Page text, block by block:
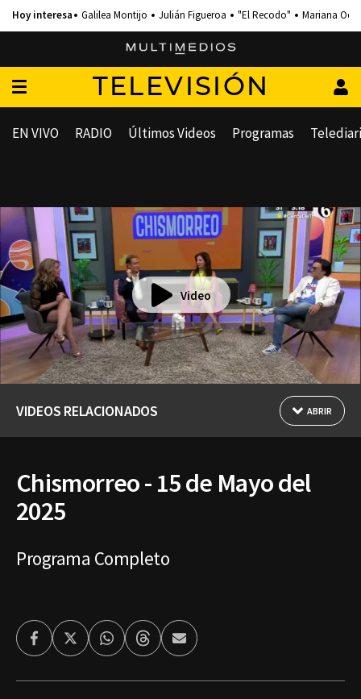
Galilea Montijo Julián Figueroa "El Recodo" Mariana
TELEVISIÓN
EN VIVO RADIO Últimos Videos Programas
Video
VIDEOS RELACIONADOS ABRIR
Chismorreo - 15 de Mayo del
2025
Programa Completo
FacebookTwitterWhatsappThreadsEnviar
por